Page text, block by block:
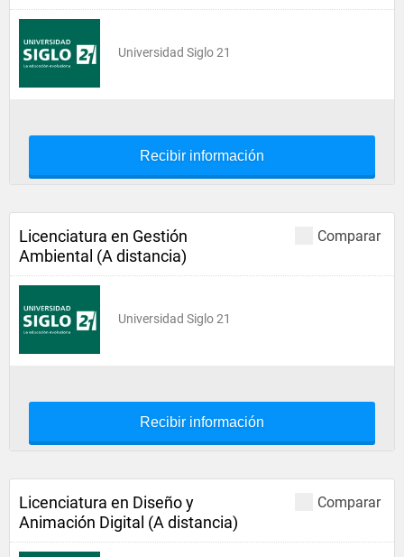
Universidad Siglo 21
Recibir información
Comparar
Licenciatura en Gestión
Ambiental (A distancia)
Universidad Siglo 21
Recibir información
Comparar
Licenciatura en Diseño y
Animación Digital (A distancia)